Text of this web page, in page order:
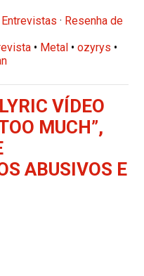
Entrevistas · Resenha de
• Metal •ozyrys •
VÍDEO
MUCH”,
ABUSIVOS E